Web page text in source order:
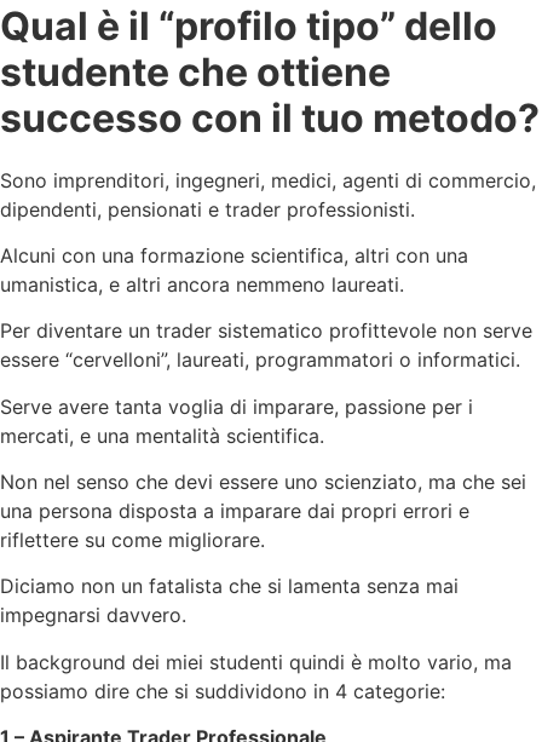
Qual è il “profilo tipo” dello
studente che ottiene
successo con il tuo metodo?
Sono imprenditori, ingegneri, medici, agenti di commercio,
dipendenti, pensionati e trader professionisti.
Alcuni con una formazione scientifica, altri con una
umanistica, e altri ancora nemmeno laureati.
Per diventare un trader sistematico profittevole non serve
essere “cervelloni”, laureati, programmatori o informatici.
Serve avere tanta voglia di imparare, passione per i
mercati, e una mentalità scientifica.
Non nel senso che devi essere uno scienziato, ma che sei
una persona disposta a imparare dai propri errori e
riflettere su come migliorare.
Diciamo non un fatalista che si lamenta senza mai
impegnarsi davvero.
Il background dei miei studenti quindi è molto vario, ma
possiamo dire che si suddividono in 4 categorie: